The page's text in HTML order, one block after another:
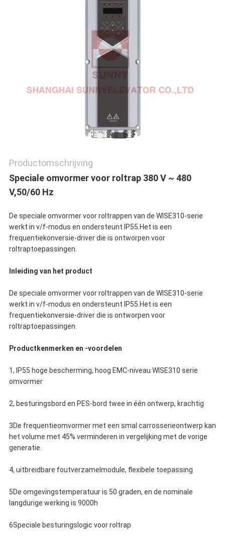
Productomschrijving
Speciale omvormer voor roltrap 380 V ~ 480
V,50/60 Hz
De speciale omvormer voor roltrappen van de WISE310-serie
werkt in v/f-modus en ondersteunt IP55.Het is een
frequentiekonversie-driver die is ontworpen voor
roltraptoepassingen.
Inleiding van het product
De speciale omvormer voor roltrappen van de WISE310-serie
werkt in v/f-modus en ondersteunt IP55.Het is een
frequentiekonversie-driver die is ontworpen voor
roltraptoepassingen.
Productkenmerken en -voordelen
1, IP55 hoge bescherming, hoog EMC-niveau WISE310 serie
omvormer
2, besturingsbord en PES-bord twee in één ontwerp, krachtig
3De frequentieomvormer met een smal carrosserieontwerp kan
het volume met 45% verminderen in vergelijking met de vorige
generatie.
4, uitbreidbare foutverzamelmodule, flexibele toepassing
5De omgevingstemperatuur is 50 graden, en de nominale
langdurige werking is 9000h
6Speciale besturingslogic voor roltrap